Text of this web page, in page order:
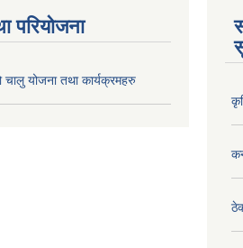
परियोजना
योजना तथा कार्यक्रमहरु